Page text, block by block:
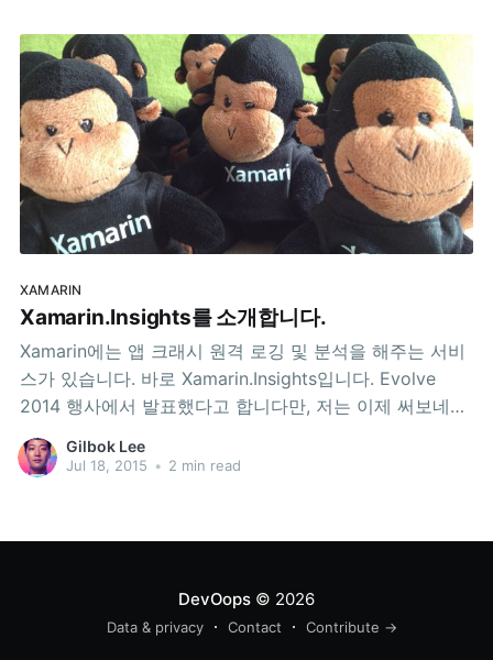
XAMARIN
Xamarin.Insights를 소개합니다.
Xamarin에는 앱 크래시 원격 로깅 및 분석을 해주는 서비
스가 있습니다. 바로 Xamarin.Insights입니다. Evolve
2014 행사에서 발표했다고 합니다만, 저는 이제 써보네요.
사용해 보세요! 아주 훌륭합니다. 프로젝트에 적용하는 방
법신규 프로젝트의 경우 새 프로젝트 만들기 하다가, 아래
(
Gilbok Lee
Jul 18, 2015 • 2 min read
DevOops© 2026
Data & privacy Contact Contribute →